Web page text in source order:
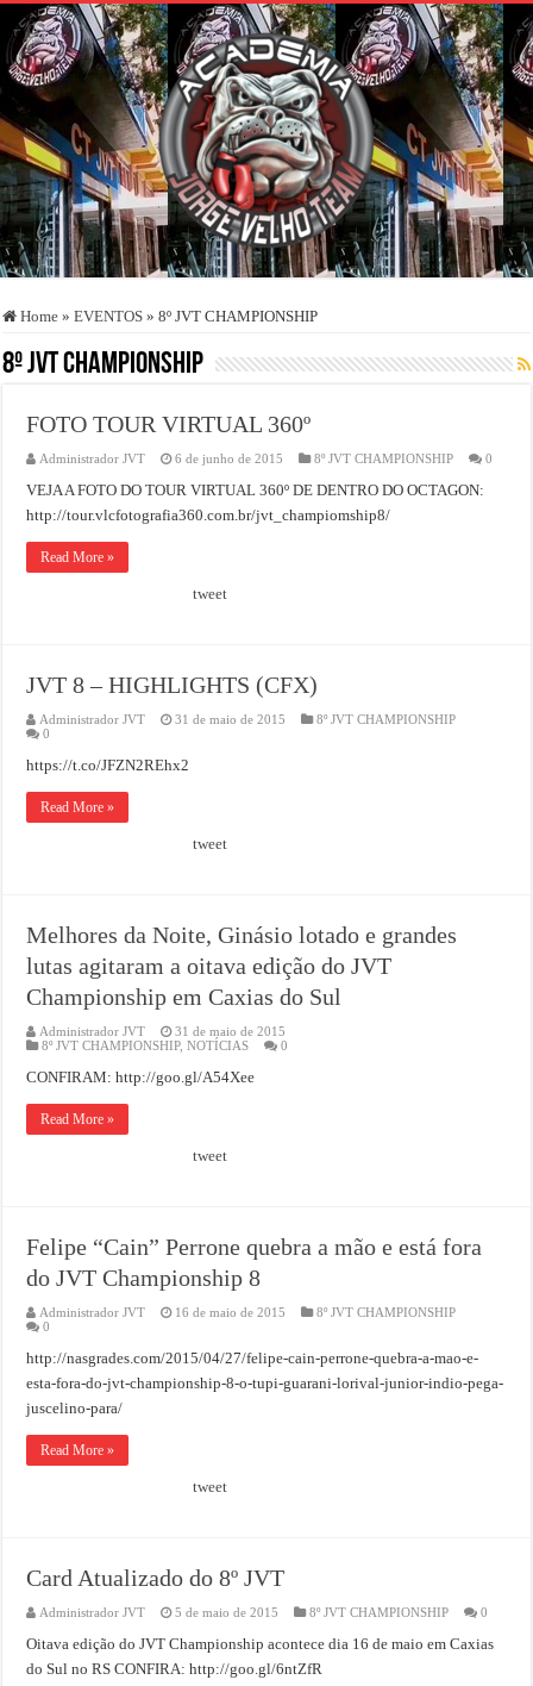
Home » EVENTOS » 8º JVT CHAMPIONSHIP
8º JVT CHAMPIONSHIP
FOTO TOUR VIRTUAL 360º
Administrador JVT 6 de junho de 2015 8º JVT CHAMPIONSHIP 0
VEJA A FOTO DO TOUR VIRTUAL 360º DE DENTRO DO OCTAGON:
http://tour.vlcfotografia360.com.br/jvt_champiomship8/
Read More »
tweet
JVT 8 – HIGHLIGHTS (CFX)
Administrador JVT 31 de maio de 2015
8º JVT CHAMPIONSHIP
0
https://t.co/JFZN2REhx2
Read More »
tweet
Melhores da Noite, Ginásio lotado e grandes
lutas agitaram a oitava edição do JVT
Championship em Caxias do Sul
Administrador JVT
31 de maio de 2015
8º JVT CHAMPIONSHIP,NOTÍCIAS 0
CONFIRAM: http://goo.gl/A54Xee
Read More »
tweet
Felipe “Cain” Perrone quebra a mão e está fora
do JVT Championship 8
Administrador JVT 16 de maio de 2015
8º JVT CHAMPIONSHIP
0
http://nasgrades.com/2015/04/27/felipe-cain-perrone-quebra-a-mao-e-
esta-fora-do-jvt-championship-8-o-tupi-guarani-lorival-junior-indio-pega-
juscelino-para/
Read More »
tweet
Card Atualizado do 8º JVT
Administrador JVT 5 de maio de 2015 8º JVT CHAMPIONSHIP 0
Oitava edição do JVT Championship acontece dia 16 de maio em Caxias
do Sul no RS CONFIRA: http://goo.gl/6ntZfR